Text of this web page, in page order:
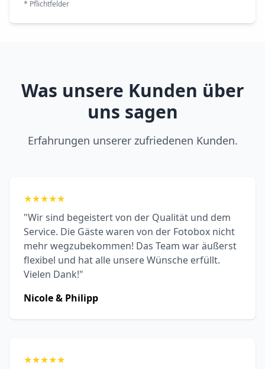
* Pflichtfelder
Was unsere Kunden über
uns sagen
Erfahrungen unserer zufriedenen Kunden.
★★★★★
"Wir sind begeistert von der Qualität und dem
Service. Die Gäste waren von der Fotobox nicht
mehr wegzubekommen! Das Team war äußerst
flexibel und hat alle unsere Wünsche erfüllt.
Vielen Dank!"
Nicole & Philipp
★★★★★